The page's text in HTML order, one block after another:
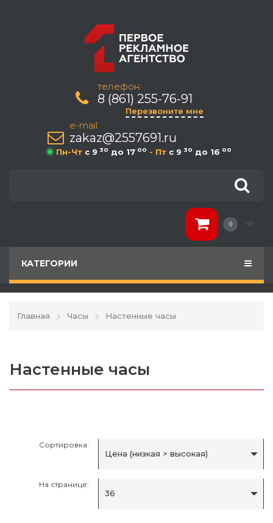
телефон:
8 (861) 255-76-91
Перезвоните мне
e-mail
zakaz@2557691.ru
Пн-Чт c 9 30 до 17 00 - Пт c 9 30 до 16 00
0
КАТЕГОРИИ
Главная Часы Настенные часы
Настенные часы
Сортировка:
Цена (низкая > высокая)
На странице:
36